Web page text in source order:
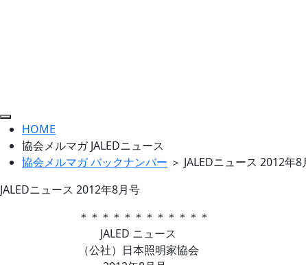
HOME
協会メルマガ JALEDニュース
協会メルマガ バックナンバー ＞ JALEDニュース 2012年8
JALEDニュース 2012年8月号
＊＊＊＊＊＊＊＊＊＊＊＊
JALED ニュース
（公社）日本照明家協会